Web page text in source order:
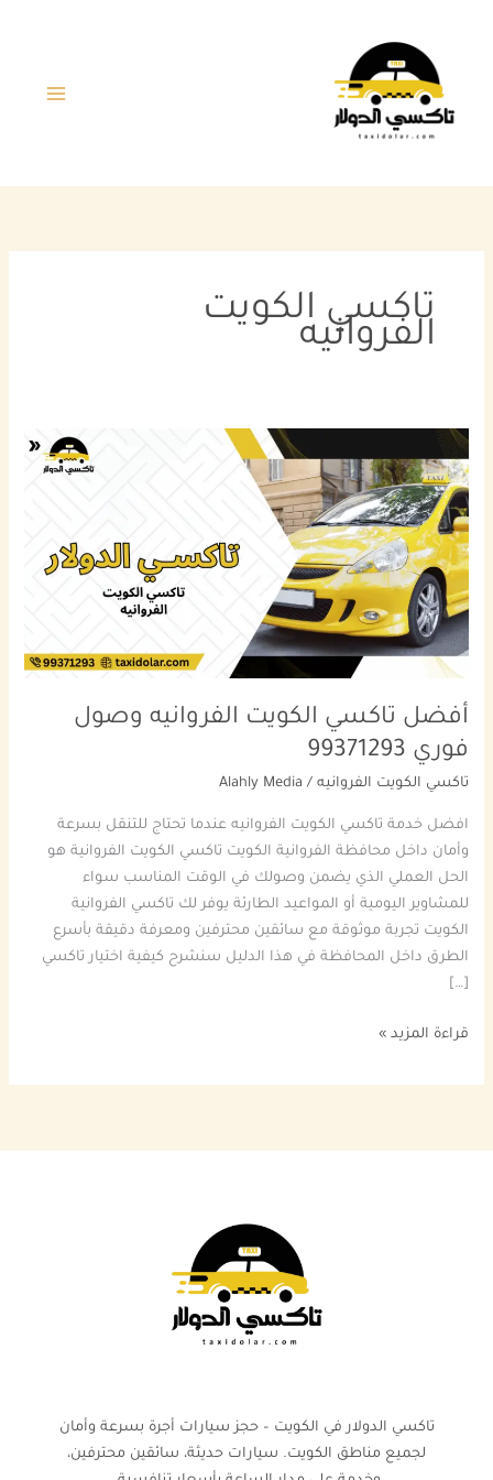
تاكسي الكويت
الفروانيه
أفضل تاكسي الكويت الفروانيه وصول
فوري 99371293
تاكسي الكويت الفروانيه /
Alahly Media
افضل خدمة تاكسي الكويت الفروانيه عندما تحتاج للتنقل بسرعة
وأمان داخل محافظة الفروانية الكويت تاكسي الكويت الفروانية هو
الحل العملي الذي يضمن وصولك في الوقت المناسب سواء
للمشاوير اليومية أو المواعيد الطارئة يوفر لك تاكسي الفروانية
الكويت تجربة موثوقة مع سائقين محترفين ومعرفة دقيقة بأسرع
الطرق داخل المحافظة في هذا الدليل سنشرح كيفية اختيار تاكسي
[…]
أفضل
تاكسي
الكويت
الفروانيه
وصول
فوري
99371293
قراءة المزيد »
تاكسي الدولار في الكويت – حجز سيارات أجرة بسرعة وأمان
لجميع مناطق الكويت. سيارات حديثة، سائقين محترفين،